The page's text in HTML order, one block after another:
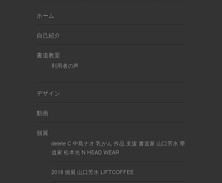
ホーム
自己紹介
書道教室
利用者の声
デザイン
動画
個展
delete C 中島ナオ 乳がん 作品 支援 書道家 山口芳水 華
道家 松本光 N HEAD WEAR
2018 個展 山口芳水 LIFTCOFFEE